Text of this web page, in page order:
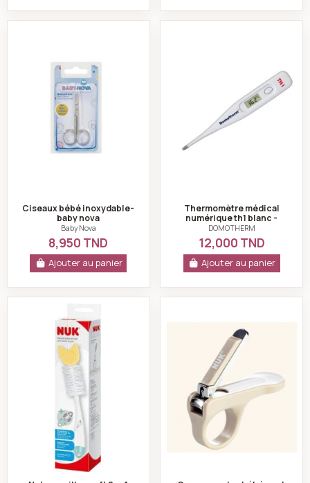
Ciseaux bébé inoxydable-
baby nova
Baby Nova
8,950 TND
Ajouter au panier
Thermomètre médical
numérique th1 blanc -
domotherm
DOMOTHERM
12,000 TND
Ajouter au panier